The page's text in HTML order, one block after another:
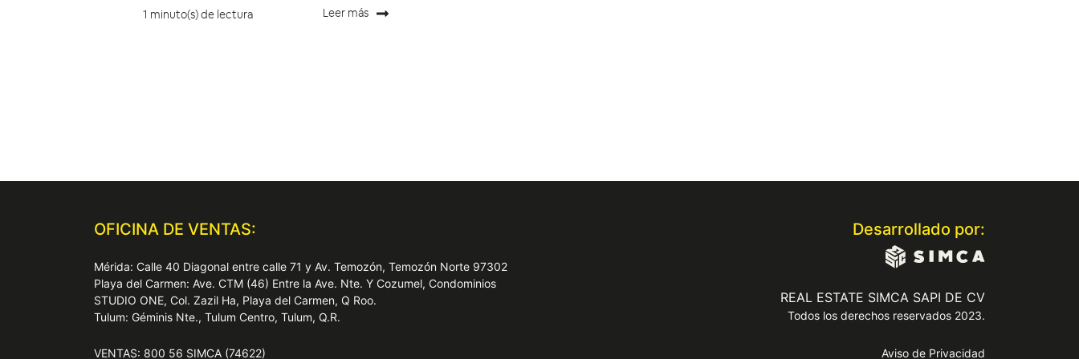
1 minuto(s) de lectura Leer más
OFICINA DE VENTAS:
Mérida: Calle 40 Diagonal entre calle 71 y Av. Temozón, Temozón Norte 97302
Playa del Carmen: Ave. CTM (46) Entre la Ave. Nte. Y Cozumel, Condominios
STUDIO ONE, Col. Zazil Ha, Playa del Carmen, Q Roo.
Tulum: Géminis Nte., Tulum Centro, Tulum, Q.R.
VENTAS: 800 56 SIMCA (74622)
Desarrollado por:
REAL ESTATE SIMCA SAPI DE CV
Todos los derechos reservados 2023.
Aviso de Privacidad